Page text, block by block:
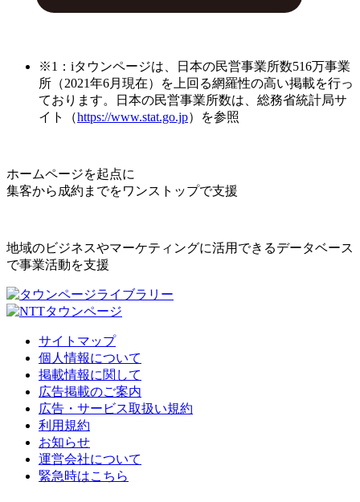
※1：iタウンページは、日本の民営事業所数516万事業
所（2021年6月現在）を上回る網羅性の高い掲載を行っ
ております。日本の民営事業所数は、総務省統計局サ
イト（https://www.stat.go.jp）を参照
ホームページを起点に
集客から成約までをワンストップで支援
地域のビジネスやマーケティングに活用できるデータベース
で事業活動を支援
サイトマップ
個人情報について
掲載情報に関して
広告掲載のご案内
広告・サービス取扱い規約
利用規約
お知らせ
運営会社について
緊急時はこちら